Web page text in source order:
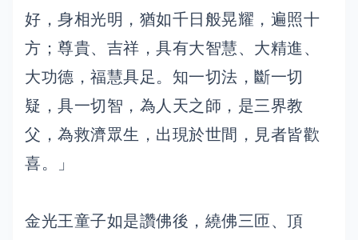
好，身相光明，猶如千日般晃耀，遍照十
方；尊貴、吉祥，具有大智慧、大精進、
大功德，福慧具足。知一切法，斷一切
疑，具一切智，為人天之師，是三界教
父，為救濟眾生，出現於世間，見者皆歡
喜。」
金光王童子如是讚佛後，繞佛三匝、頂